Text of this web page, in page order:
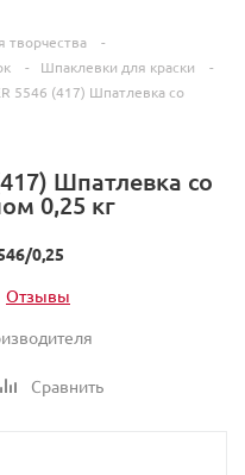
творчества
-
- Шпаклевки для краски
-
5546 (417) Шпатлевка со
Шпатлевка со
0,25 кг
0,25
Отзывы
Сравнить